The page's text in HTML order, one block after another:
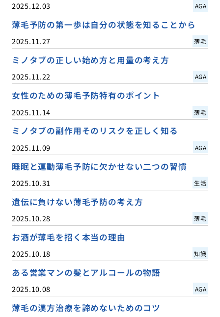
2025.12.03 AGA
薄毛予防の第一歩は自分の状態を知ることから
2025.11.27 薄毛
ミノタブの正しい始め方と用量の考え方
2025.11.22 AGA
女性のための薄毛予防特有のポイント
2025.11.14 薄毛
ミノタブの副作用そのリスクを正しく知る
2025.11.09 AGA
睡眠と運動薄毛予防に欠かせない二つの習慣
2025.10.31 生活
遺伝に負けない薄毛予防の考え方
2025.10.28 薄毛
お酒が薄毛を招く本当の理由
2025.10.18 知識
ある営業マンの髪とアルコールの物語
2025.10.08 AGA
薄毛の漢方治療を諦めないためのコツ